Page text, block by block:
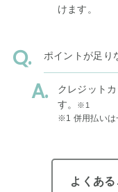
けます。
ポイントが足り
クレジット
す。
※1
※1 併用払いは
よくあ